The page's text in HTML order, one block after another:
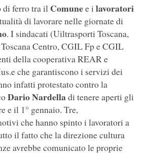
di ferro tra il Comunee i lavoratori
di lavorare nelle giornate di
. I sindacati (Uiltrasporti Toscana,
Centro, CGIL Fp e CGIL
della cooperativa REAR e
che garantiscono i servizi dei
infatti protestato contro la
Dario Nardelladi tenere aperti gli
e il 1° gennaio. Tre,
che hanno spinto i lavoratori a
il fatto che la direzione cultura
avrebbe comunicato le proprie